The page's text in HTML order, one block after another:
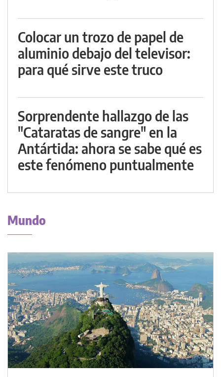
Colocar un trozo de papel de
aluminio debajo del televisor:
para qué sirve este truco
Sorprendente hallazgo de las
"Cataratas de sangre" en la
Antártida: ahora se sabe qué es
este fenómeno puntualmente
Mundo